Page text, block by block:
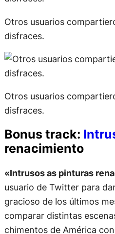
Otros usuarios
disfraces.
Otros usuarios
disfraces.
Bonus track:
renacimiento
«Intrusos as pinturas
usuario de Twitter para
gracioso de los últimos
comparar distintas
chimentos de América